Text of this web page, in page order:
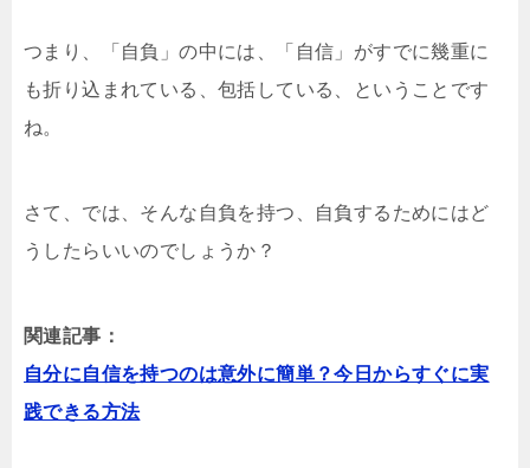
つまり、「自負」の中には、「自信」がすでに幾重に
も折り込まれている、包括している、ということです
ね。
さて、では、そんな自負を持つ、自負するためにはど
うしたらいいのでしょうか？
関連記事：
自分に自信を持つのは意外に簡単？今日からすぐに実
践できる方法